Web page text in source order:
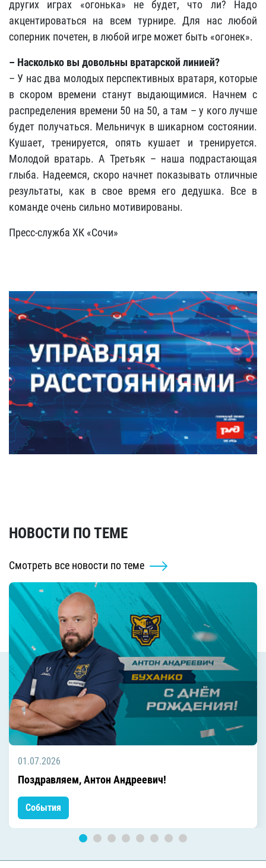
других играх «огонька» не будет, что ли? Надо
акцентироваться на всем турнире. Для нас любой
соперник почетен, в любой игре может быть «огонек».
– Насколько вы довольны вратарской линией?
– У нас два молодых перспективных вратаря, которые
в скором времени станут выдающимися. Начнем с
распределения времени 50 на 50, а там – у кого лучше
будет получаться. Мельничук в шикарном состоянии.
Кушает, тренируется, опять кушает и тренируется.
Молодой вратарь. А Третьяк – наша подрастающая
глыба. Надеемся, скоро начнет показывать отличные
результаты, как в свое время его дедушка. Все в
команде очень сильно мотивированы.
Пресс-служба ХК «Сочи»
НОВОСТИ ПО ТЕМЕ
Смотреть все новости по теме
01.07.2026
Поздравляем, Антон Андреевич!
События